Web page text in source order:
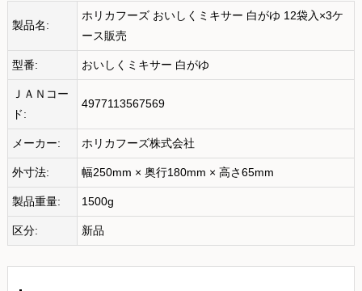
製品名:
ホリカフーズ おいしくミキサー 白がゆ 12袋入×3ケ
ース販売
型番: おいしくミキサー 白がゆ
ＪＡＮコー
ド:
4977113567569
メーカー: ホリカフーズ株式会社
外寸法: 幅250mm × 奥行180mm × 高さ65mm
製品重量: 1500g
区分: 新品